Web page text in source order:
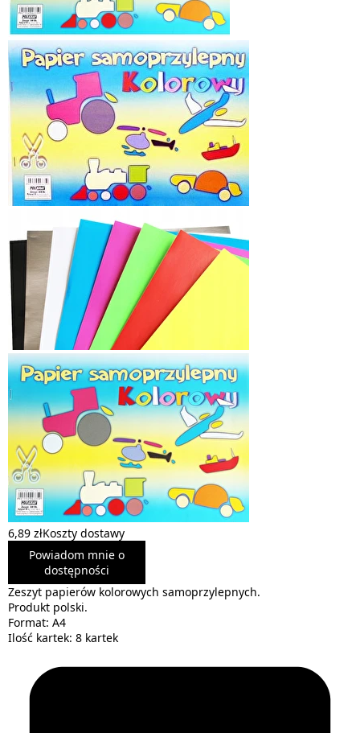
6,89 złKoszty dostawy
Powiadom mnie o
dostępności
Zeszyt papierów kolorowych samoprzylepnych.
Produkt polski.
Format: A4
Ilość kartek: 8 kartek